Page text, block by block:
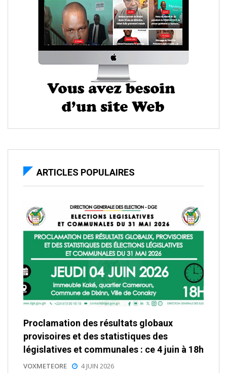
ARTICLES POPULAIRES
Proclamation des résultats globaux
provisoires et des statistiques des
législatives et communales : ce 4 juin à 18h
VOXMETEORE 4 JUIN 2026